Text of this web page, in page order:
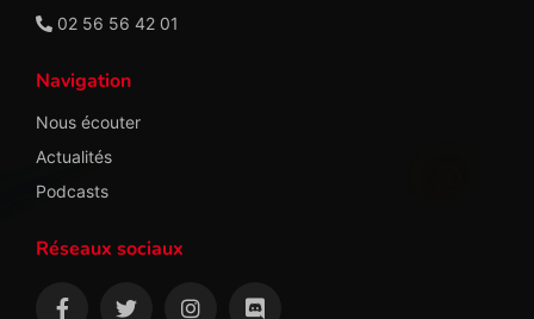
02 56 56 42 01
Navigation
Nous écouter
Actualités
Podcasts
Réseaux sociaux